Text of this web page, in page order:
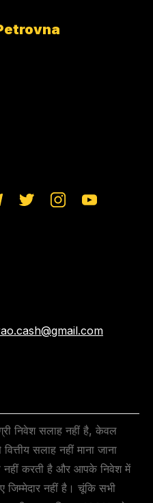
निवेश सलाह नहीं है, केवल
सलाह नहीं माना जाना
नहीं करती है और आपके निवेश में
जिम्मेदार नहीं है। चूंकि सभी